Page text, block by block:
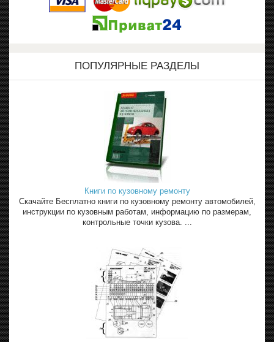
ПОПУЛЯРНЫЕ РАЗДЕЛЫ
Книги по кузовному ремонту
Скачайте Бесплатно книги по кузовному ремонту автомобилей,
инструкции по кузовным работам, информацию по размерам,
контрольные точки кузова. ...